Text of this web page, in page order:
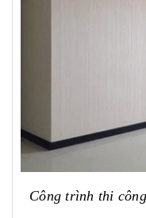
Công trình thi